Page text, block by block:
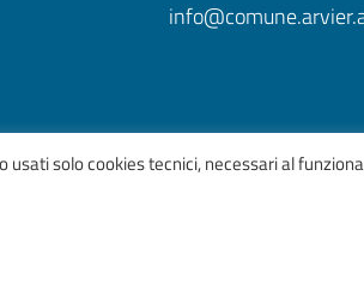
solo cookies tecnici, necessari al